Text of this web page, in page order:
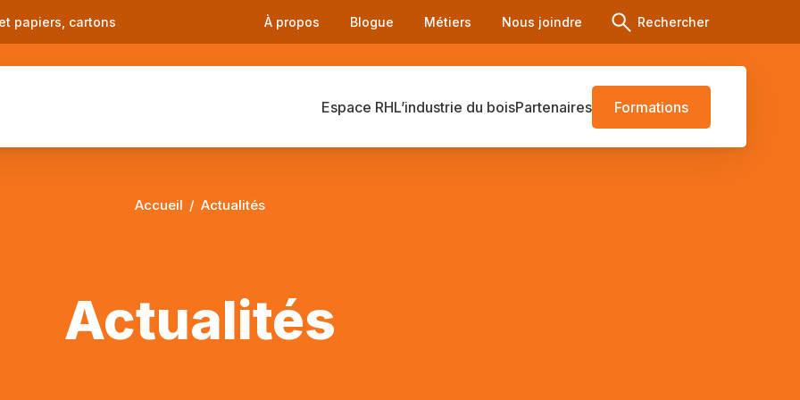
papiers, cartons À propos Blogue Métiers Nous joindre Rechercher
Espace RHL’industrie du boisPartenaires Formations
Accueil Actualités
Actualités